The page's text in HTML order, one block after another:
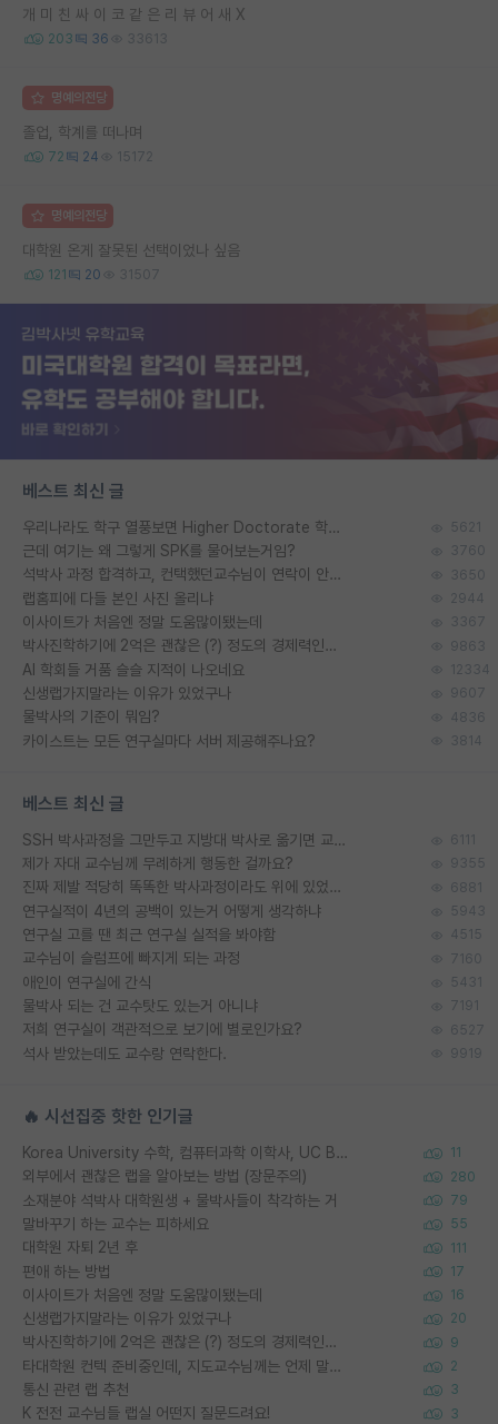
개 미 친 싸 이 코 같 은 리 뷰 어 새 X
203 36 33613
명예의전당
졸업, 학계를 떠나며
72 24 15172
명예의전당
대학원 온게 잘못된 선택이었나 싶음
121 20 31507
베스트 최신 글
우리나라도 학구 열풍보면 Higher Doctorate 학위가 필요하다고 봅니다. 5621
근데 여기는 왜 그렇게 SPK를 물어보는거임? 3760
석박사 과정 합격하고, 컨택했던교수님이 연락이 안됩니다... 3650
랩홈피에 다들 본인 사진 올리냐 2944
이사이트가 처음엔 정말 도움많이됐는데 3367
박사진학하기에 2억은 괜찮은 (?) 정도의 경제력인가요 9863
AI 학회들 거품 슬슬 지적이 나오네요 12334
신생랩가지말라는 이유가 있었구나 9607
물박사의 기준이 뭐임? 4836
카이스트는 모든 연구실마다 서버 제공해주나요? 3814
베스트 최신 글
SSH 박사과정을 그만두고 지방대 박사로 옮기면 교수의 꿈은 끝일까요? 6111
제가 자대 교수님께 무례하게 행동한 걸까요? 9355
진짜 제발 적당히 똑똑한 박사과정이라도 위에 있었으면.. 6881
연구실적이 4년의 공백이 있는거 어떻게 생각하냐 5943
연구실 고를 땐 최근 연구실 실적을 봐야함 4515
교수님이 슬럼프에 빠지게 되는 과정 7160
애인이 연구실에 간식 5431
물박사 되는 건 교수탓도 있는거 아니냐 7191
저희 연구실이 객관적으로 보기에 별로인가요? 6527
석사 받았는데도 교수랑 연락한다. 9919
🔥 시선집중 핫한 인기글
Korea University 수학, 컴퓨터과학 이학사, UC Berkeley 산업공학 대학원 공학박사가 되는 것은 쉽지 않겠죠? 11
외부에서 괜찮은 랩을 알아보는 방법 (장문주의) 280
소재분야 석박사 대학원생 + 물박사들이 착각하는 거 79
말바꾸기 하는 교수는 피하세요 55
대학원 자퇴 2년 후 111
편애 하는 방법 17
이사이트가 처음엔 정말 도움많이됐는데 16
신생랩가지말라는 이유가 있었구나 20
박사진학하기에 2억은 괜찮은 (?) 정도의 경제력인가요 9
타대학원 컨텍 준비중인데, 지도교수님께는 언제 말씀드려야 할까요? 2
통신 관련 랩 추천 3
K 전전 교수님들 랩실 어떤지 질문드려요! 3